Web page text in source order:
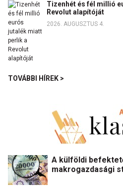
Tizenhét és fél millió
Revolut alapítóját
2026. AUGUSZTUS 4.
TOVÁBBI HÍREK >
A külföldi
makrogazdasági